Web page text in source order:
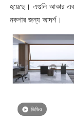
হয়েছে। এগুলি আকার
নকশার জন্য আদর্শ।
ভিডিও